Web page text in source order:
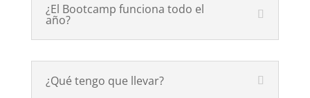
¿El Bootcamp funciona todo el
año?
¿Qué tengo que llevar?